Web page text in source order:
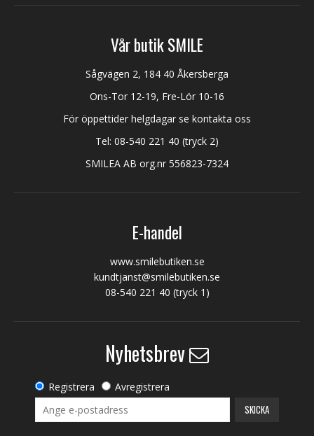
Vår butik SMILE
Sågvägen 2, 184 40 Åkersberga
Ons-Tor 12-19, Fre-Lör 10-16
För öppettider helgdagar se kontakta oss
Tel: 08-540 221 40 (tryck 2)
SMILEA AB org.nr 556823-7324
E-handel
www.smilebutiken.se
kundtjanst@smilebutiken.se
08-540 221 40 (tryck 1)
Nyhetsbrev
Registrera Avregistrera
SKICKA